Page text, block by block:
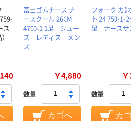
ス
富士ゴムナース ナ
ースクール 26CM
4700-1 1足 シュー
ズ レディス メン
ズ
フォーク カ】
ト 24 750-1-
足 ナースサ
￥4,880
数量
カゴへ
数量
カ